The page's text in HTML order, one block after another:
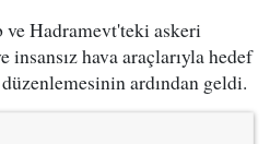
Hadramevt'teki askeri
hava araçlarıyla hedef
ardından geldi.